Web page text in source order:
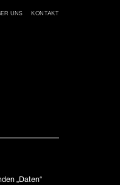
„Daten“
UNS KONTAKT